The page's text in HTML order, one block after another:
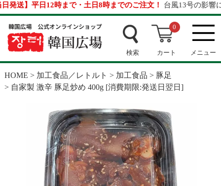
送】平日12時まで・土日8時までのご注文！台風13号の影響につ
検索
0
カート メニュー
HOME 加工食品／レトルト 加工食品
豚足
自家製 激辛 豚足炒め 400g [消費期限:発送日翌日]